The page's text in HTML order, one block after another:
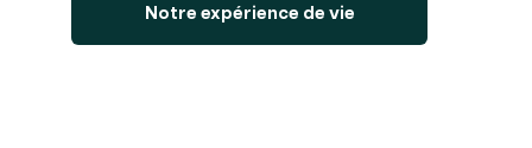
Notre expérience de vie